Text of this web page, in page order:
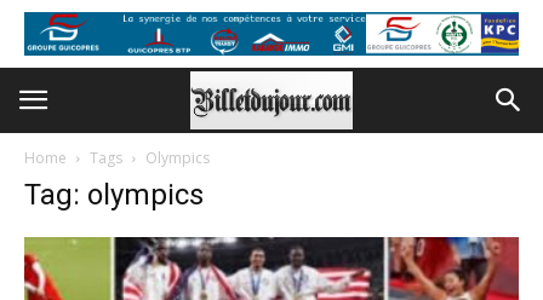
Home Tags Olympics
Tag: olympics